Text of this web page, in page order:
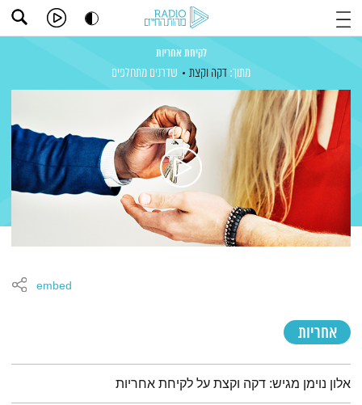
לקיחת אחריות
מתוך: דקה וקצת שדרנים מתחלפים
אחריות
embed
תמצית הפודקאסט
אלון נוימן מגיש: דקה וקצת על לקיחת אחריות